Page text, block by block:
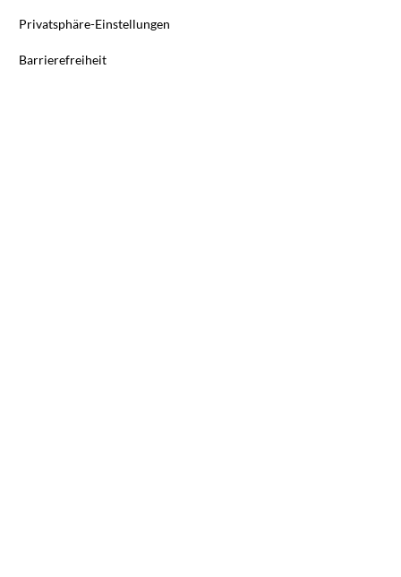
Privatsphäre-Einstellungen
Barrierefreiheit